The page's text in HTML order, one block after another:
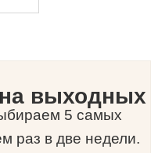
выходных
5 самых
раз в две недели.